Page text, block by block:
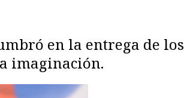
en la entrega de los
imaginación.